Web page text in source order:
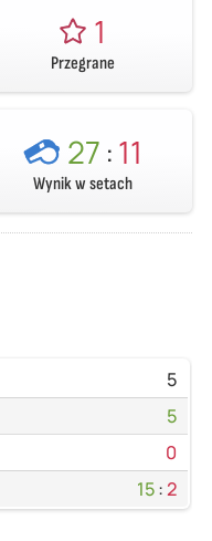
1
Przegrane
27 :11
Wynik w setach
5
5
0
15:2